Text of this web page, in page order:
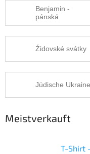
Benjamin -
pánská
Źidovské svátky
Jüdische Ukraine
Meistverkauft
T-Shirt